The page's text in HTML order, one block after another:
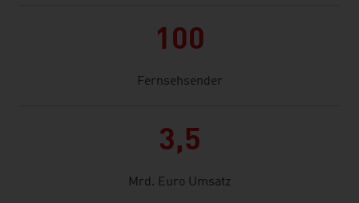
100
Fernsehsender
3,5
Mrd. Euro Umsatz